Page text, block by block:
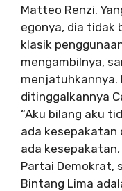
Matteo Renzi.
egonya, dia tidak
klasik
mengambilnya,
menjatuhkannya.
ditinggalkannya
“Aku bilang aku
ada kesepakatan
ada
Partai Demokrat,
Bintang Lima